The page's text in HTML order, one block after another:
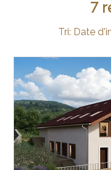
7
Tri: Date